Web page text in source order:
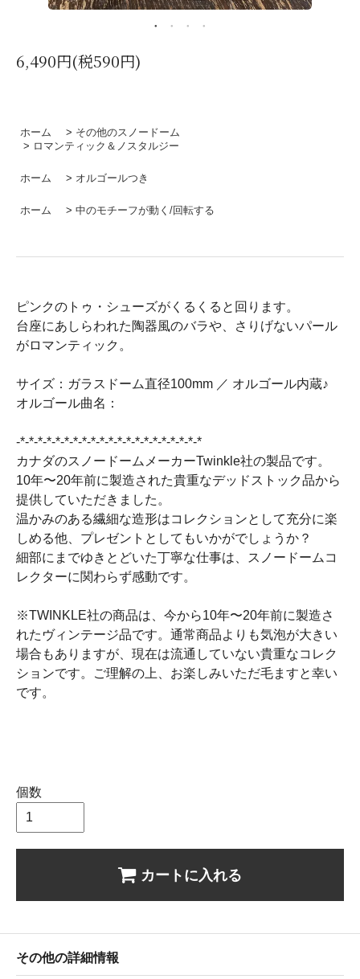
6,490円(税590円)
ホーム > その他のスノードーム
> ロマンティック＆ノスタルジー
ホーム > オルゴールつき
ホーム > 中のモチーフが動く/回転する
ピンクのトゥ・シューズがくるくると回ります。
台座にあしらわれた陶器風のバラや、さりげないパール
がロマンティック。
サイズ：ガラスドーム直径100mm ／ オルゴール内蔵♪
オルゴール曲名：
-*-*-*-*-*-*-*-*-*-*-*-*-*-*-*-*-*-*-*-*-*
カナダのスノードームメーカーTwinkle社の製品です。
10年〜20年前に製造された貴重なデッドストック品から
提供していただきました。
温かみのある繊細な造形はコレクションとして充分に楽
しめる他、プレゼントとしてもいかがでしょうか？
細部にまでゆきとどいた丁寧な仕事は、スノードームコ
レクターに関わらず感動です。
※TWINKLE社の商品は、今から10年〜20年前に製造さ
れたヴィンテージ品です。通常商品よりも気泡が大きい
場合もありますが、現在は流通していない貴重なコレク
ションです。ご理解の上、お楽しみいただ毛ますと幸い
です。
個数
カートに入れる
その他の詳細情報